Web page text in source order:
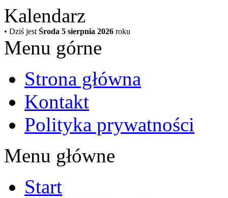
Kalendarz
• Dziś jest Środa 5 sierpnia 2026 roku
Menu górne
Strona główna
Kontakt
Polityka prywatności
Menu główne
Start